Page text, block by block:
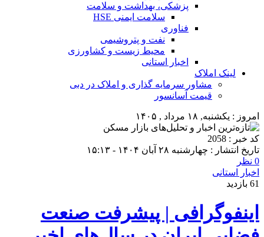
پزشکی، بهداشت و سلامت
سلامت ایمنی HSE
فناوری
نفت و پتروشیمی
محیط زیست و کشاورزی
اخبار استانی
لینک املاک
مشاور سرمایه گذاری و املاک در دبی
قیمت آسانسور
امروز : یکشنبه, ۱۸ مرداد , ۱۴۰۵
کد خبر : 2058
تاریخ انتشار : چهارشنبه ۲۸ آبان ۱۴۰۴ - ۱۵:۱۳
0 نظر
اخبار استانی
61 بازدید
اینفوگرافی | پیشرفت صنعت